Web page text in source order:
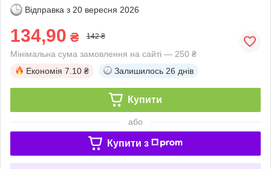
Відправка з 20 вересня 2026
134,90 ₴ 142 ₴
Мінімальна сума замовлення на сайті — 250 ₴
Економія 7.10 ₴ Залишилось 26 днів
Купити
або
Купити з